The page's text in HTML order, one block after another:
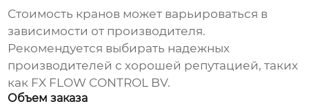
Стоимость кранов может варьироваться в
зависимости от производителя.
Рекомендуется выбирать надежных
производителей с хорошей репутацией, таких
как FX FLOW CONTROL BV.
Объем заказа